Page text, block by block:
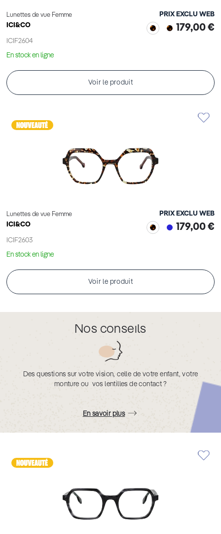
Lunettes de vue Femme
ICI&CO
ICIF2604
PRIX EXCLU WEB
179,00 €
En stock en ligne
Voir le produit
Lunettes de vue Femme
ICI&CO
ICIF2603
PRIX EXCLU WEB
179,00 €
En stock en ligne
Voir le produit
Nos conseils
Des questions sur votre vision, celle de votre enfant, votre
monture ou vos lentilles de contact ?
En savoir plus